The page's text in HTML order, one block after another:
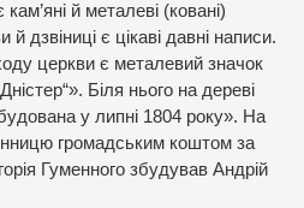
й металеві (ковані)
дзвіниці є цікаві давні написи.
церкви є металевий значок
Біля нього на дереві
у липні 1804 року». На
громадським коштом за
Гуменного збудував Андрій